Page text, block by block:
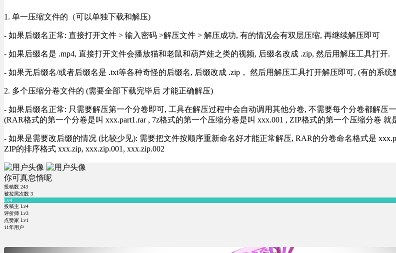
1. 单一压缩文件的（可以单独下载和解压)
- 如果后缀名正常: 直接打开文件 > 输入密码 >解压文件 > 解压成功, 有的情况会有双层压缩, 再继续解压即可
- 如果后缀名是 .mp4, 直接打开文件会播放猫和老鼠和葫芦娃之类的视频, 后缀名改成 .zip, 然后用解压工具打开.
- 如果无后缀名/或者后缀名是 .txt等各种奇怪的后缀名, 后缀改成 .zip， 然后用解压工具打开解压即可, (有的系
2. 多个压缩分卷文件的 (需要全部下载完毕后 才能正确解压)
- 如果后缀名正常: 只需要解压第一个分卷即可, 工具在解压过程中会自动调用其他分卷, 不需要每个分卷都解
(RAR格式的第一个分卷是叫 xxx.part1.rar , 7z格式的第一个压缩分卷是叫 xxx.001 , ZIP格式的第一个压缩分卷 就
- 如果是需要改后缀的情况 (比较少见): 需要把文件按顺序重新命名好才能正常解压, RAR的分卷命名格式是
ZIP的排序格式 xxx.zip, xxx.zip.001, xxx.zip.002
你可真怠惰呢
投稿数 243
被拉黑次数 3
Lv4
投稿主 Lv4
评价师 Lv3
点赞家 Lv1
11年用户